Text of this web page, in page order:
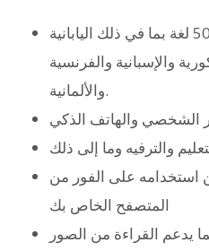
يدعم ما يقرب من 50 لغة بما في ذلك اليابانية
والإسبانية والفرنسية
والألمانية.
الشخصي والهاتف الذكي
استخدامه على الفور من
المتصفح الخاص بك
يدعم القراءة من الصور